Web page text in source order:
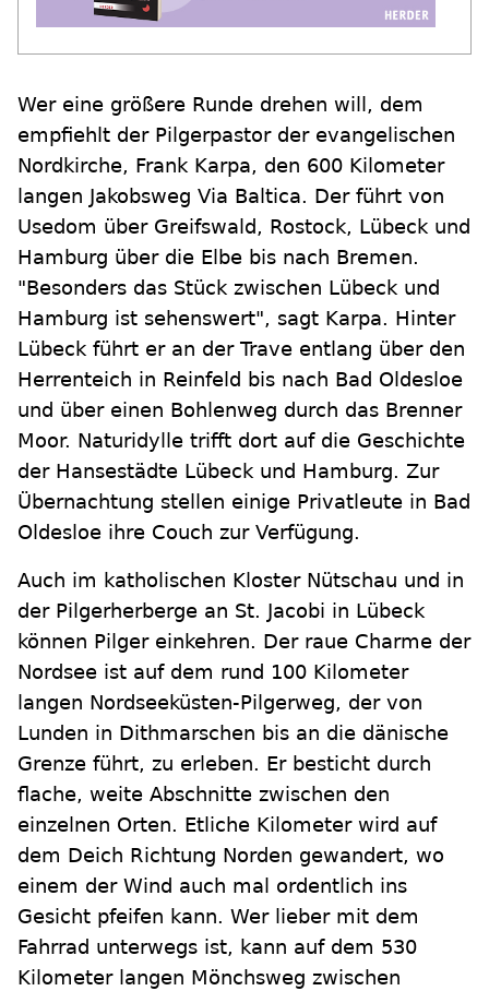
Wer eine größere Runde drehen will, dem
empfiehlt der Pilgerpastor der evangelischen
Nordkirche, Frank Karpa, den 600 Kilometer
langen Jakobsweg Via Baltica. Der führt von
Usedom über Greifswald, Rostock, Lübeck und
Hamburg über die Elbe bis nach Bremen.
"Besonders das Stück zwischen Lübeck und
Hamburg ist sehenswert", sagt Karpa. Hinter
Lübeck führt er an der Trave entlang über den
Herrenteich in Reinfeld bis nach Bad Oldesloe
und über einen Bohlenweg durch das Brenner
Moor. Naturidylle trifft dort auf die Geschichte
der Hansestädte Lübeck und Hamburg. Zur
Übernachtung stellen einige Privatleute in Bad
Oldesloe ihre Couch zur Verfügung.
Auch im katholischen Kloster Nütschau und in
der Pilgerherberge an St. Jacobi in Lübeck
können Pilger einkehren. Der raue Charme der
Nordsee ist auf dem rund 100 Kilometer
langen Nordseeküsten-Pilgerweg, der von
Lunden in Dithmarschen bis an die dänische
Grenze führt, zu erleben. Er besticht durch
flache, weite Abschnitte zwischen den
einzelnen Orten. Etliche Kilometer wird auf
dem Deich Richtung Norden gewandert, wo
einem der Wind auch mal ordentlich ins
Gesicht pfeifen kann. Wer lieber mit dem
Fahrrad unterwegs ist, kann auf dem 530
Kilometer langen Mönchsweg zwischen